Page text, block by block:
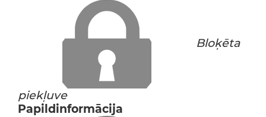
Bloķēta
piekļuve
Papildinformācija